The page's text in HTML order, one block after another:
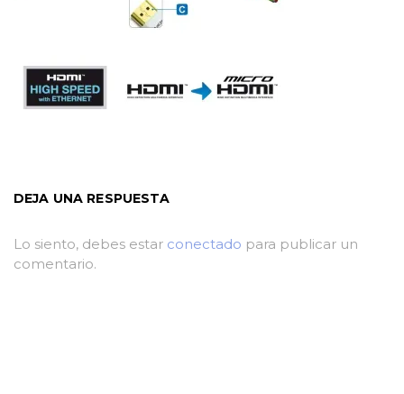
DEJA UNA RESPUESTA
Lo siento, debes estar conectado para publicar un
comentario.